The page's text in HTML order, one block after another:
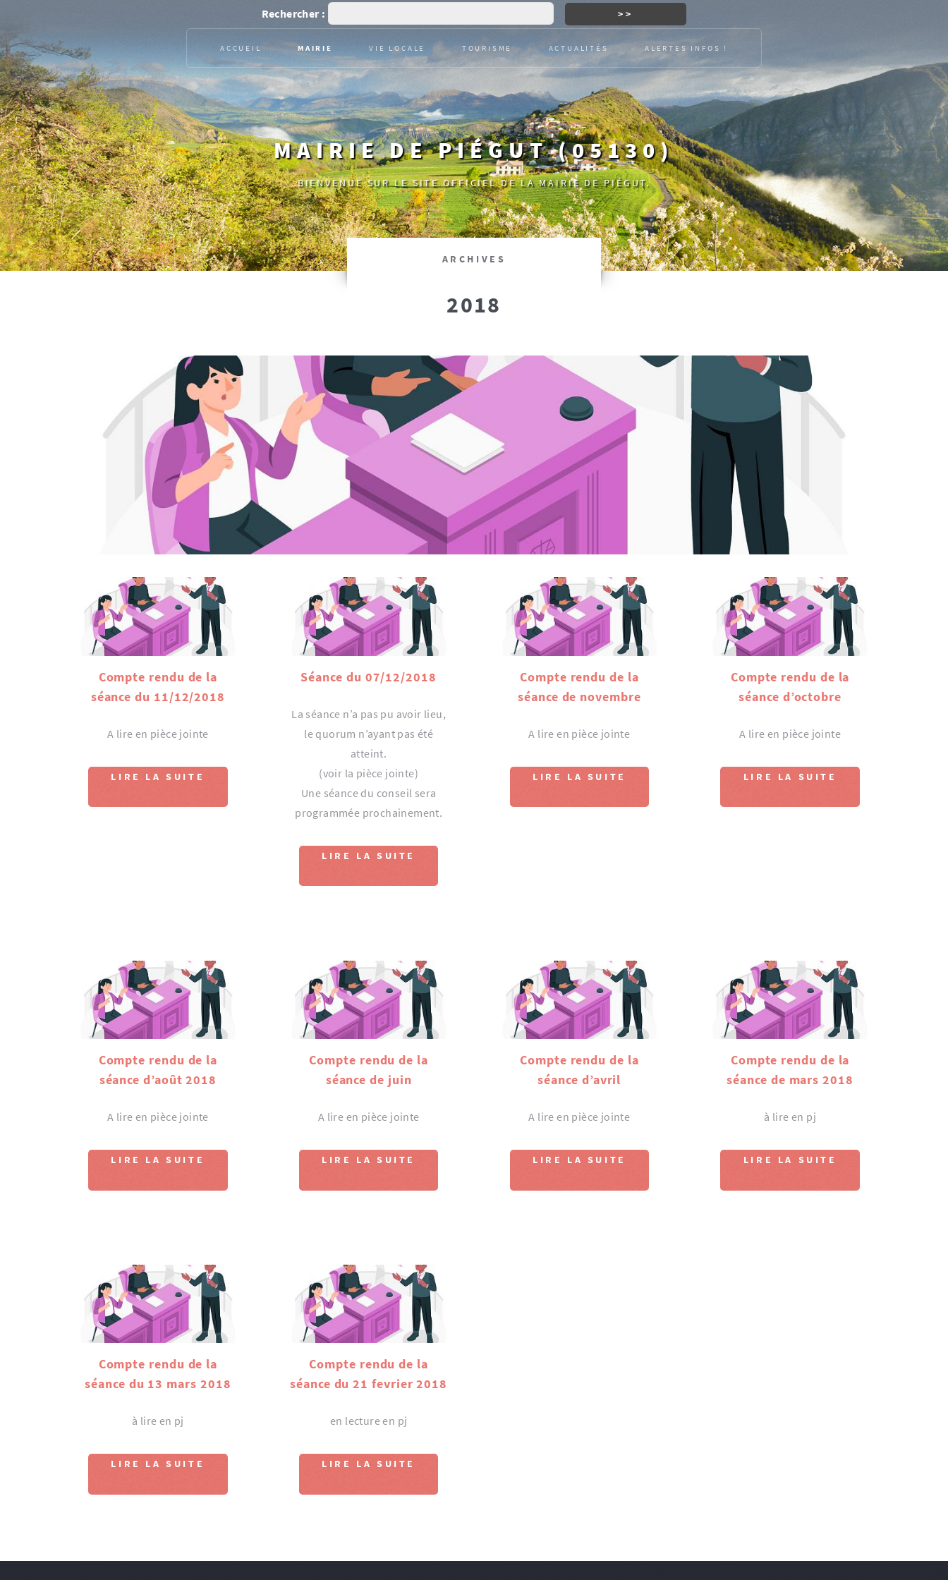
Rechercher :
MAIRIE DE PIÉGUT (05130)
BIENVENUE SUR LE SITE OFFICIEL DE LA MAIRIE DE PIÉGUT.
ACCUEIL MAIRIE VIE LOCALE TOURISME ACTUALITÉS ALERTES INFOS !
ARCHIVES
2018
Compte rendu de la
séance du 11/12/2018
A lire en pièce jointe
LIRE LA SUITE
Séance du 07/12/2018
La séance n’a pas pu avoir lieu,
le quorum n’ayant pas été
atteint.
(voir la pièce jointe)
Une séance du conseil sera
programmée prochainement.
LIRE LA SUITE
Compte rendu de la
séance de novembre
A lire en pièce jointe
LIRE LA SUITE
Compte rendu de la
séance d’octobre
A lire en pièce jointe
LIRE LA SUITE
Compte rendu de la
séance d’août 2018
A lire en pièce jointe
LIRE LA SUITE
Compte rendu de la
séance de juin
A lire en pièce jointe
LIRE LA SUITE
Compte rendu de la
séance d’avril
A lire en pièce jointe
LIRE LA SUITE
Compte rendu de la
séance de mars 2018
à lire en pj
LIRE LA SUITE
Compte rendu de la
séance du 13 mars 2018
à lire en pj
LIRE LA SUITE
Compte rendu de la
séance du 21 fevrier 2018
en lecture en pj
LIRE LA SUITE